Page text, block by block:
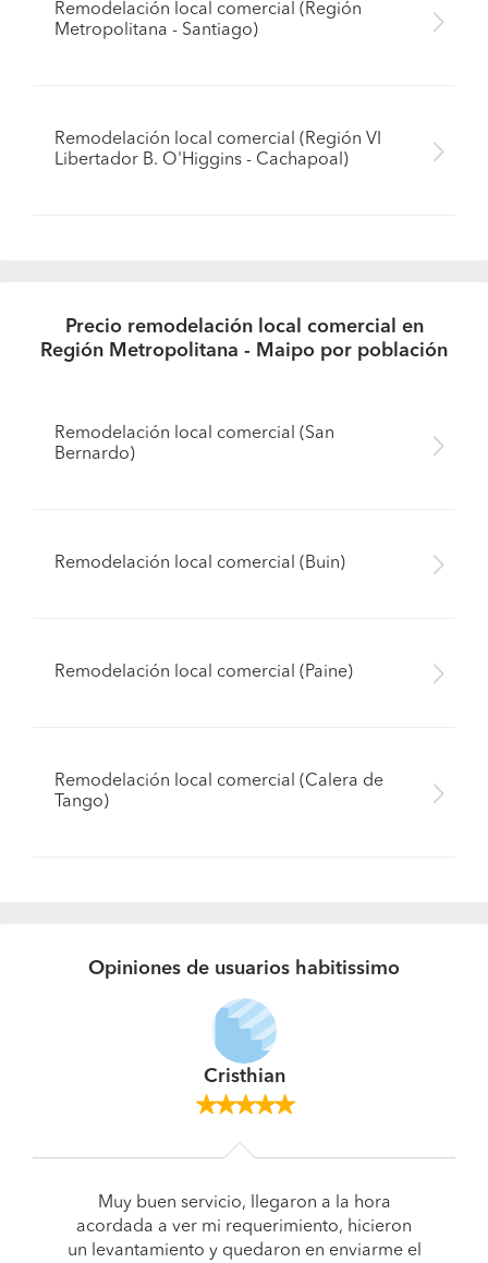
Remodelación local comercial (Región
Metropolitana - Santiago)
Remodelación local comercial (Región VI
Libertador B. O'Higgins - Cachapoal)
Precio remodelación local comercial en
Región Metropolitana - Maipo por población
Remodelación local comercial (San
Bernardo)
Remodelación local comercial (Buin)
Remodelación local comercial (Paine)
Remodelación local comercial (Calera de
Tango)
Opiniones de usuarios habitissimo
Cristhian
Muy buen servicio, llegaron a la hora
acordada a ver mi requerimiento, hicieron
un levantamiento y quedaron en enviarme el
Pide presupuestos